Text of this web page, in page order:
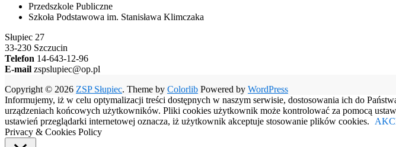
Przedszkole Publiczne
Szkoła Podstawowa im. Stanisława Klimczaka
Słupiec 27
33-230 Szczucin
Telefon 14-643-12-96
E-mail zspslupiec@op.pl
Copyright © 2026 ZSP Słupiec. Theme by Colorlib Powered by WordPress
Informujemy, iż w celu optymalizacji treści dostępnych w naszym serwisie, dostosowania ich do
urządzeniach końcowych użytkowników. Pliki cookies użytkownik może kontrolować za pomocą
ustawień przeglądarki internetowej oznacza, iż użytkownik akceptuje stosowanie plików cookies.
Privacy & Cookies Policy